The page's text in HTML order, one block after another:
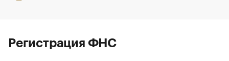
Регистрация ФНС